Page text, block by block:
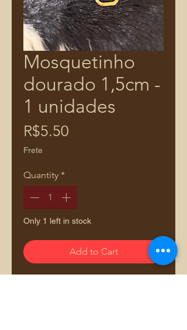
Mosquetinho
dourado 1,5cm -
1 unidades
R$5.50
Frete
Quantity *
Only 1 left in stock
Add to Cart